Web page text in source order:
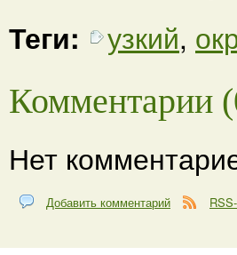
Теги: узкий,
Комментарии
Нет
Добавить комментарий